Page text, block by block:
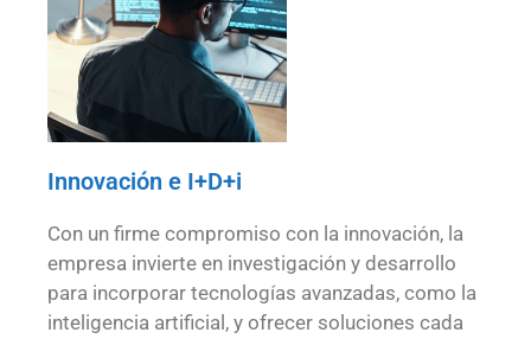
Innovación e I+D+i
Con un firme compromiso con la innovación, la
empresa invierte en investigación y desarrollo
para incorporar tecnologías avanzadas, como la
inteligencia artificial, y ofrecer soluciones cada